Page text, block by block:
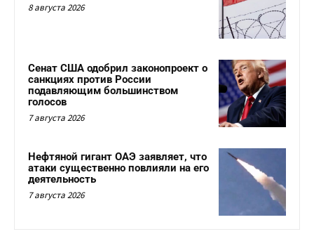
8 августа 2026
Сенат США одобрил законопроект о
санкциях против России
подавляющим большинством
голосов
7 августа 2026
Нефтяной гигант ОАЭ заявляет, что
атаки существенно повлияли на его
деятельность
7 августа 2026